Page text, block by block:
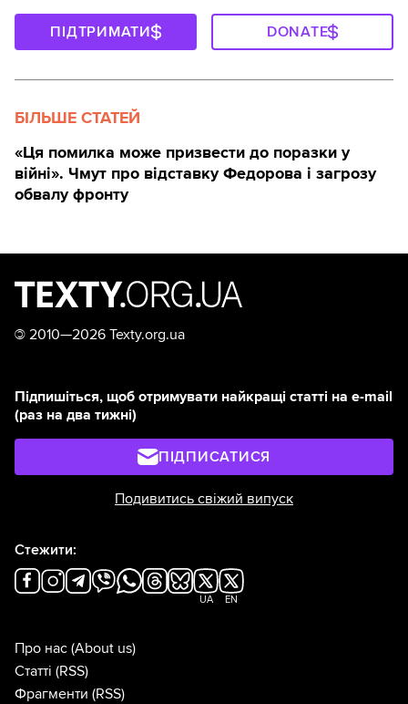
ПІДТРИМАТИ DONATE
БІЛЬШЕ СТАТЕЙ
«Ця помилка може призвести до поразки у
війні». Чмут про відставку Федорова і загрозу
обвалу фронту
© 2010—2026 Texty.org.ua
Підпишіться, щоб отримувати найкращі статті на e-mail
(раз на два тижні)
ПІДПИСАТИСЯ
Подивитись свіжий випуск
Стежити:
UA EN
Про нас (About us)
Статті (RSS)
Фрагменти (RSS)